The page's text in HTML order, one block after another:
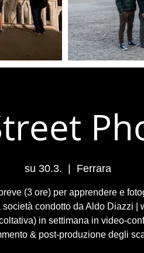
su 30.3. Ferrara
(3 ore) per apprendere e
condotto da Aldo Diazzi |
in settimana in video-
& post-produzione degli